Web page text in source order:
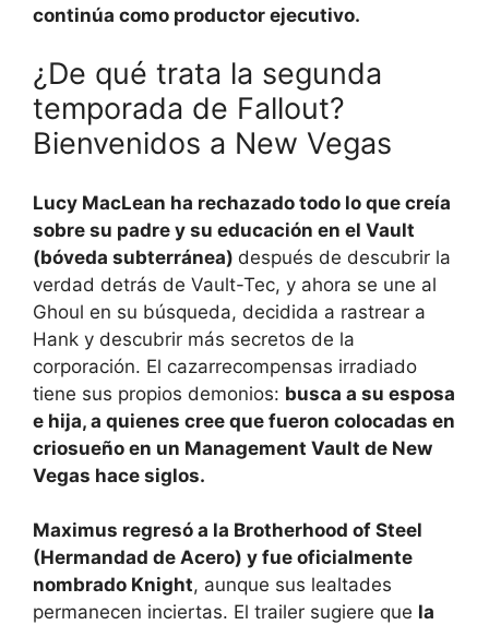
continúa como productor ejecutivo.
¿De qué trata la segunda
temporada de Fallout?
Bienvenidos a New Vegas
Lucy MacLean ha rechazado todo lo que creía
sobre su padre y su educación en el Vault
(bóveda subterránea) después de descubrir la
verdad detrás de Vault-Tec, y ahora se une al
Ghoul en su búsqueda, decidida a rastrear a
Hank y descubrir más secretos de la
corporación. El cazarrecompensas irradiado
tiene sus propios demonios: busca a su esposa
e hija, a quienes cree que fueron colocadas en
criosueño en un Management Vault de New
Vegas hace siglos.
Maximus regresó a la Brotherhood of Steel
(Hermandad de Acero) y fue oficialmente
nombrado Knight, aunque sus lealtades
permanecen inciertas. El trailer sugiere que la